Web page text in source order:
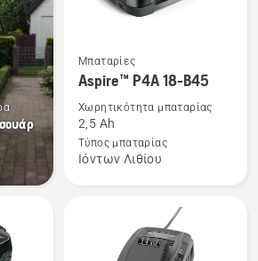
Δείτε
περισσότερες
λεπτομέρειες
για
το
Aspire™
Μπαταρίες
Aspire™ P4A 18-B45
Χωρητικότητα μπαταρίας
2,5 Ah
Τύπος μπαταρίας
Ιόντων Λιθίου